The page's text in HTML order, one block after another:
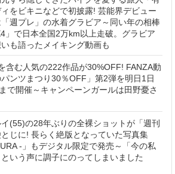
をビキニなどで初披露! 芸能界デビュー
週プレ」の水着グラビア～同い年の相棒
」で日本全国2万km以上走破。グラビア
も語ったメイキング動画も
含む人気の222作品が30%OFF! FANZA動
ンツまつり30％OFF」第2弾を明日1日
で開催～キャンペーンガールは田野憂さ
(55)の28年ぶりの全裸ショットが「週刊
じに! 長らく絶版となっていた写真集
-」もデジタル限定で発売～「今の私
いう声に調子にのってしまいました